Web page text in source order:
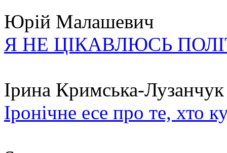
Юрій Малашевич
Я НЕ ЦІКАВЛЮСЬ
Ірина Кримська-Лузанчук
Іронічне есе про те, хто